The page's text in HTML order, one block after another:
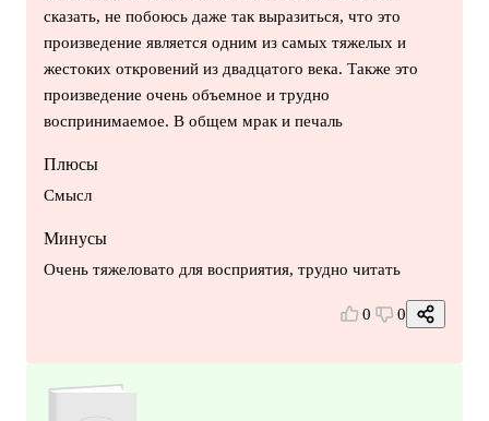
сказать, не побоюсь даже так выразиться, что это
произведение является одним из самых тяжелых и
жестоких откровений из двадцатого века. Также это
произведение очень объемное и трудно
воспринимаемое. В общем мрак и печаль
Плюсы
Смысл
Минусы
Очень тяжеловато для восприятия, трудно читать
0 0